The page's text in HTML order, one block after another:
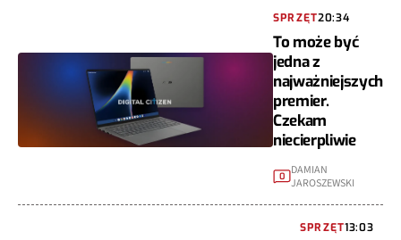
SPRZĘT20:34
To może być
jedna z
najważniejszych
premier.
Czekam
niecierpliwie
0
DAMIAN
JAROSZEWSKI
SPRZĘT13:03